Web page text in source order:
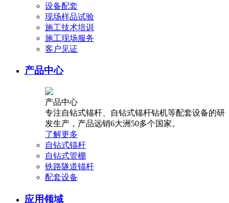
设备配套
现场样品试验
施工技术培训
施工现场服务
客户见证
产品中心
产品中心
专注自钻式锚杆、自钻式锚杆钻机等配套设备的研
发生产，产品远销6大洲50多个国家。
了解更多
自钻式锚杆
自钻式管棚
铁路隧道锚杆
配套设备
应用领域